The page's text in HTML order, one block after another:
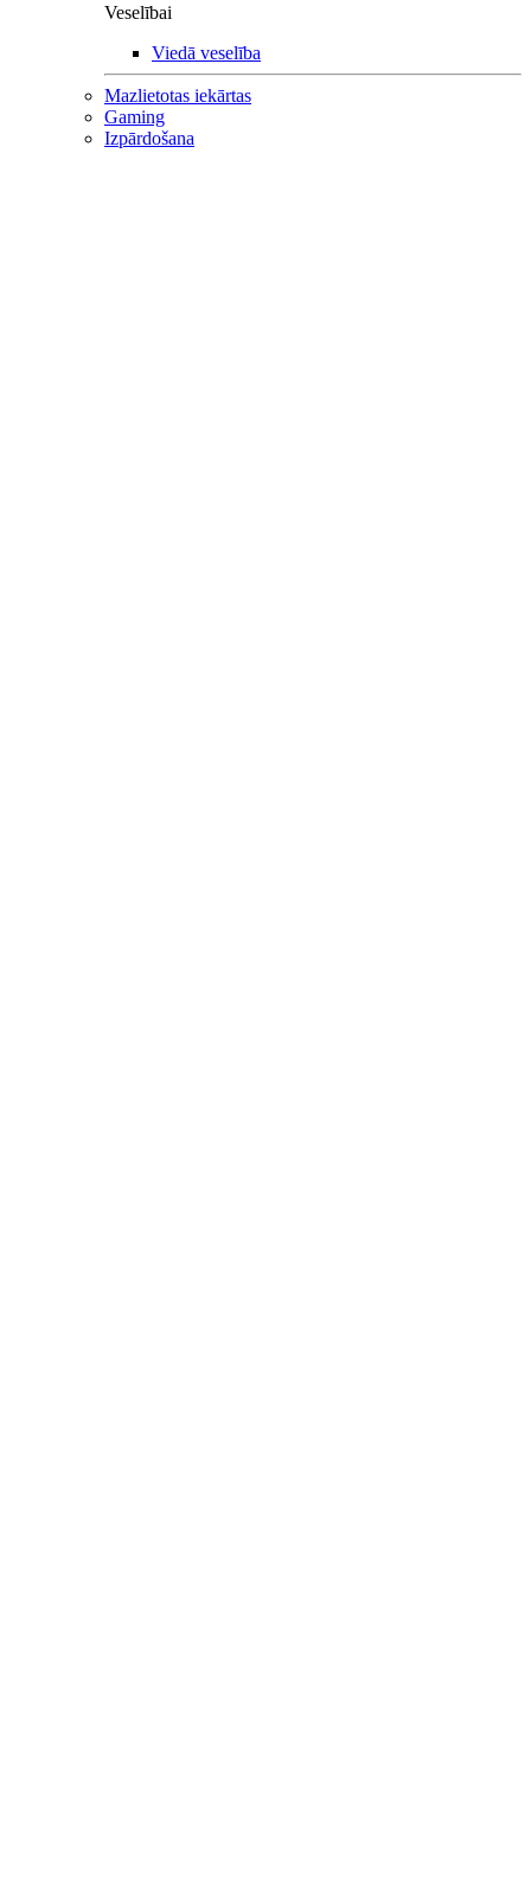
Veselībai
Viedā veselība
Mazlietotas iekārtas
Gaming
Izpārdošana